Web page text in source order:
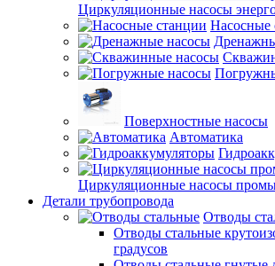
Циркуляционные насосы
Насосные
Поверхностные насосы
Автоматика
Циркуляционные насосы
Детали трубопровода
Отводы
Отводы стальные
градусов